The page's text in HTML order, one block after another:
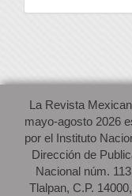
La Revista
mayo-agosto 2026
por el Instituto
Dirección de
Nacional núm.
Tlalpan, C.P.